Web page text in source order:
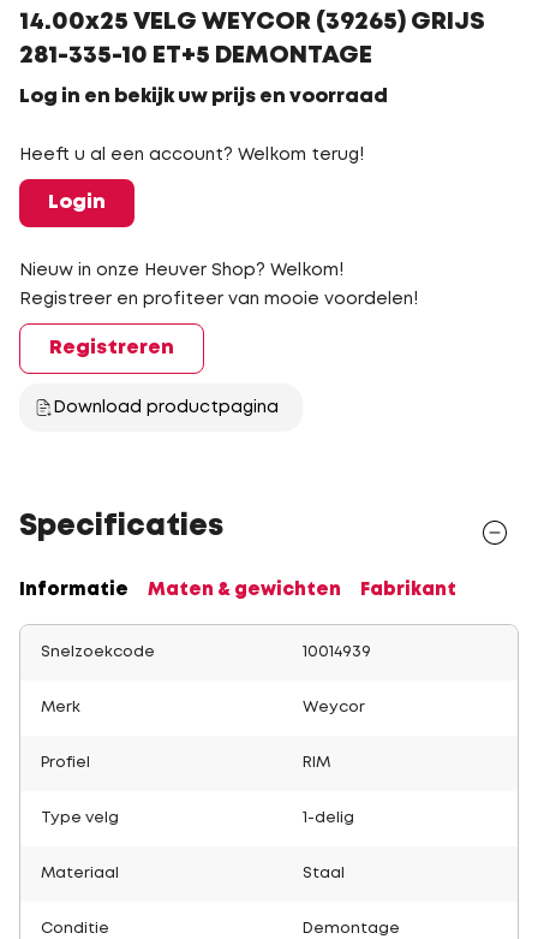
14.00x25 VELG WEYCOR (39265) GRIJS
281-335-10 ET+5 DEMONTAGE
Log in en bekijk uw prijs en voorraad
Heeft u al een account? Welkom terug!
Login
Nieuw in onze Heuver Shop? Welkom!
Registreer en profiteer van mooie voordelen!
Registreren
Download productpagina
Specificaties
Informatie Maten & gewichten Fabrikant
Snelzoekcode 10014939
Merk Weycor
Profiel RIM
Type velg 1-delig
Materiaal Staal
Conditie Demontage